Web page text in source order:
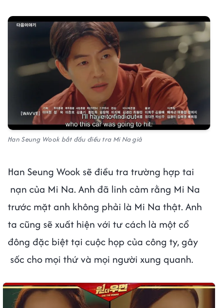
Han Seung Wook bắt đầu điều tra Mi Na giả
Han Seung Wook sẽ điều tra trường hợp tai
nạn của Mi Na. Anh đã linh cảm rằng Mi Na
trước mặt anh không phải là Mi Na thật. Anh
ta cũng sẽ xuất hiện với tư cách là một cổ
đông đặc biệt tại cuộc họp của công ty, gây
sốc cho mọi thứ và mọi người xung quanh.